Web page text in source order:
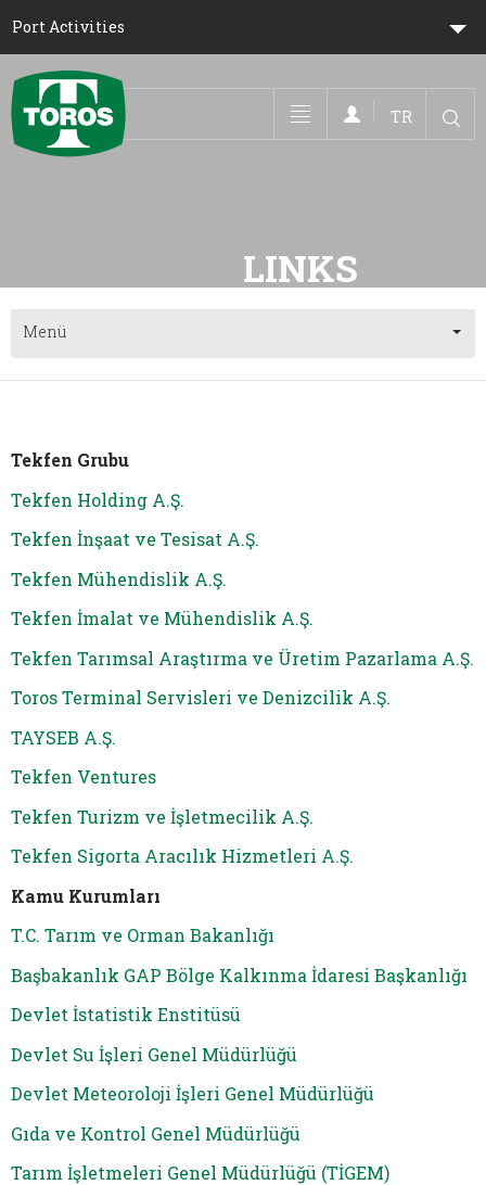
Port Activities
Toggle navigation
TR
Menü
Tekfen Grubu
Tekfen Holding A.Ş.
Tekfen İnşaat ve Tesisat A.Ş.
Tekfen Mühendislik A.Ş.
Tekfen İmalat ve Mühendislik A.Ş.
Tekfen Tarımsal Araştırma ve Üretim Pazarlama A.Ş.
Toros Terminal Servisleri ve Denizcilik A.Ş.
TAYSEB A.Ş.
Tekfen Ventures
Tekfen Turizm ve İşletmecilik A.Ş.
Tekfen Sigorta Aracılık Hizmetleri A.Ş.
Kamu Kurumları
T.C. Tarım ve Orman Bakanlığı
Başbakanlık GAP Bölge Kalkınma İdaresi Başkanlığı
Devlet İstatistik Enstitüsü
Devlet Su İşleri Genel Müdürlüğü
Devlet Meteoroloji İşleri Genel Müdürlüğü
Gıda ve Kontrol Genel Müdürlüğü
Tarım İşletmeleri Genel Müdürlüğü (TİGEM)